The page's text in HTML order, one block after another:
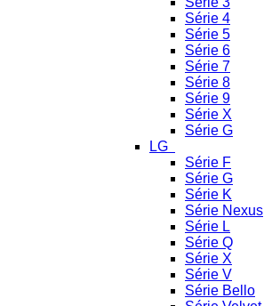
Série 4
Série 5
Série 6
Série 7
Série 8
Série 9
Série X
Série G
LG
Série F
Série G
Série K
Série Nexus
Série L
Série Q
Série X
Série V
Série Bello